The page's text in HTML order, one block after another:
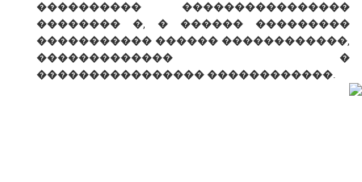
���������� ����������������
�������� �, � ������ ���������
����������� ������ ������������,
������������� �
���������������� ������������.